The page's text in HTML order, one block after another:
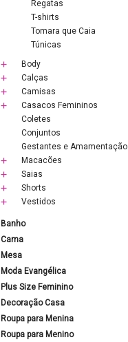
Regatas
T-shirts
Tomara que Caia
Túnicas
Body
Calças
Camisas
Casacos Femininos
Coletes
Conjuntos
Gestantes e Amamentação
Macacões
Saias
Shorts
Vestidos
Banho
Cama
Mesa
Moda Evangélica
Plus Size Feminino
Decoração Casa
Roupa para Menina
Roupa para Menino